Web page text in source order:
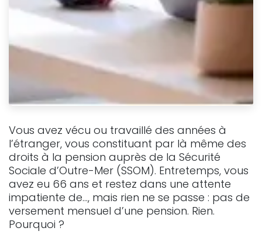
Vous avez vécu ou travaillé des années à
l’étranger, vous constituant par là même des
droits à la pension auprès de la Sécurité
Sociale d’Outre-Mer (SSOM). Entretemps, vous
avez eu 66 ans et restez dans une attente
impatiente de…, mais rien ne se passe : pas de
versement mensuel d’une pension. Rien.
Pourquoi ?